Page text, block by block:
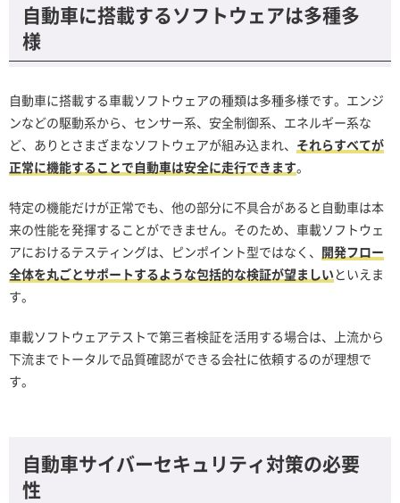
自動車に搭載するソフトウェアは多種多
様
自動車に搭載する車載ソフトウェアの種類は多種多様です。エンジ
ンなどの駆動系から、センサー系、安全制御系、エネルギー系な
ど、ありとさまざまなソフトウェアが組み込まれ、 それらすべてが
正常に機能することで自動車は安全に走行できます。
特定の機能だけが正常でも、他の部分に不具合があると自動車は本
来の性能を発揮することができません。そのため、車載ソフトウェ
アにおけるテスティングは、ピンポイント型ではなく、 開発フロー
全体を丸ごとサポートするような包括的な検証が望ましい といえま
す。
車載ソフトウェアテストで第三者検証を活用する場合は、上流から
下流までトータルで品質確認ができる会社に依頼するのが理想で
す。
自動車サイバーセキュリティ対策の必要
性